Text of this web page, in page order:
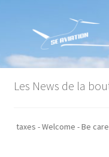
la
navigation
contenu
Accueil
Conditions générales
Les News de la
hors taxes - Welcome -